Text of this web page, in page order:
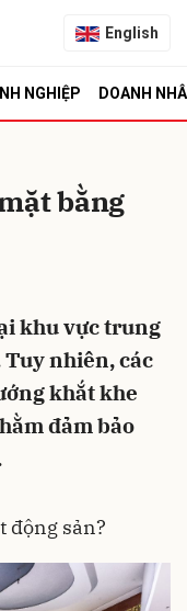
English
NGHIỆP DOANH
bằng
khu vực trung
Tuy nhiên, các
khắt khe
đảm bảo
động sản?
Hủy